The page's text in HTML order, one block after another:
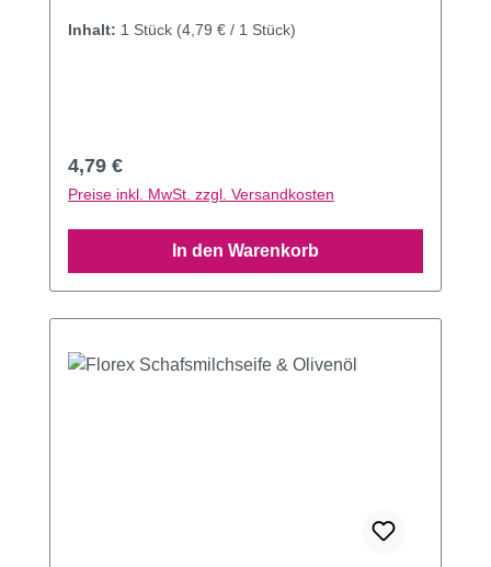
Inhalt: 1 Stück (4,79 € / 1 Stück)
Regulärer Preis:
4,79 €
Preise inkl. MwSt. zzgl. Versandkosten
In den Warenkorb